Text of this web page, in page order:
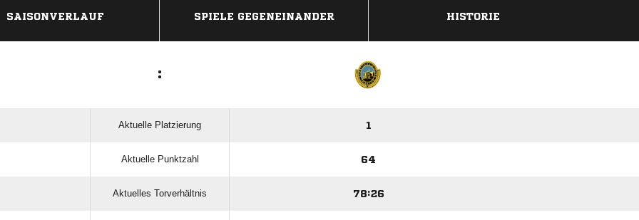
SAISONVERLAUF SPIELE GEGENEINANDER HISTORIE
:
Aktuelle Platzierung 1
Aktuelle Punktzahl 64
Aktuelles Torverhältnis 78:26